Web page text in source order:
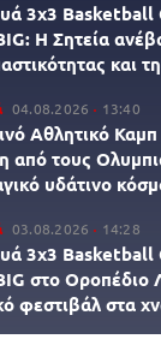
3x3 Βasketball
Η Σητεία
και
04.08.2026 13:40
Αθλητικό
από τους
υδάτινο
03.08.2026 14:28
3x3 Βasketball
στο Οροπέδιο
φεστιβάλ στα